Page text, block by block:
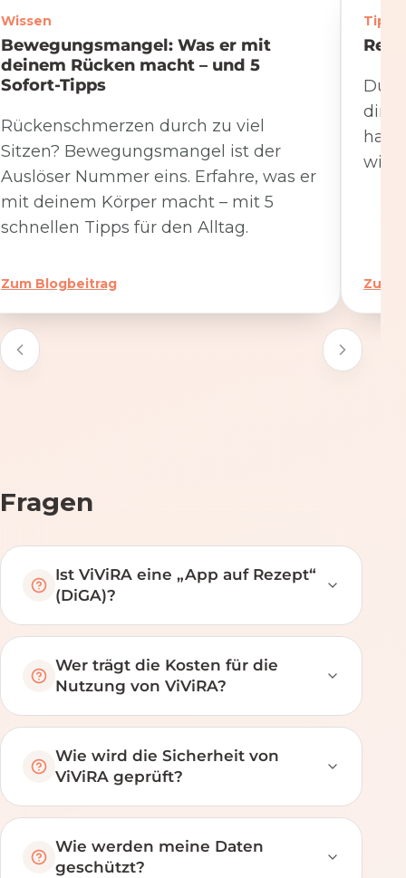
Wissen
Bewegungsmangel: Was er mit
deinem Rücken macht – und 5
Sofort-Tipps
Rückenschmerzen durch zu viel
Sitzen? Bewegungsmangel ist der
Auslöser Nummer eins. Erfahre, was er
mit deinem Körper macht – mit 5
schnellen Tipps für den Alltag.
Zum Blogbeitrag
Tipps
Du
hat.
Zum
Fragen
Ist ViViRA eine „App auf Rezept“
(DiGA)?
Wer trägt die Kosten für die
Nutzung von ViViRA?
Wie wird die Sicherheit von
ViViRA geprüft?
Wie werden meine Daten
geschützt?